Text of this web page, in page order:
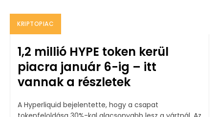
KRIPTOPIAC
1,2 millió HYPE token kerül
piacra január 6-ig – itt
vannak a részletek
A Hyperliquid bejelentette, hogy a csapat